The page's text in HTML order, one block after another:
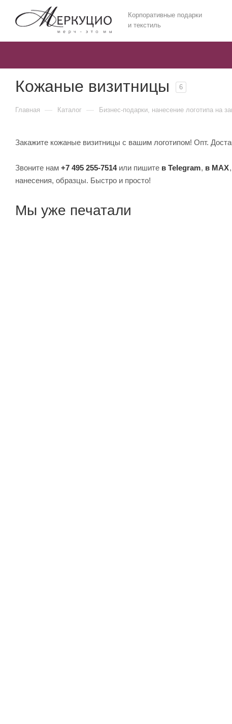
Корпоративные подарки
и текстиль
Кожаные визитницы 6
Главная — Каталог — Бизнес-подарки, нанесение логотипа на
Закажите кожаные визитницы с вашим логотипом! Опт.
Звоните нам +7 495 255-7514или пишите в Telegram, в MAX,
нанесения, образцы. Быстро и просто!
Мы уже печатали